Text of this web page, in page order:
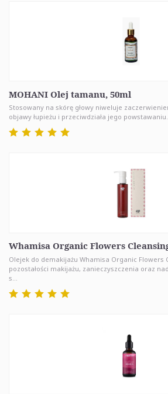
MOHANI Olej tamanu, 50ml
Stosowany na skórę głowy niweluje
objawy łupieżu i przeciwdziała jego powstawaniu.
Whamisa Organic Flowers
Olejek do demakijażu Whamisa Organic Flowers
pozostałości makijażu, zanieczyszczenia oraz
s...